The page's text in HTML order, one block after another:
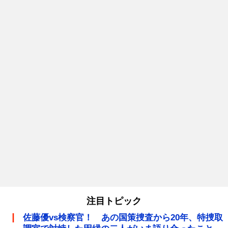
注目トピック
佐藤優vs検察官！ あの国策捜査から20年、特捜取